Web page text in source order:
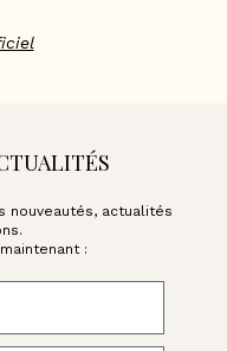
nouveautés, actualités
: